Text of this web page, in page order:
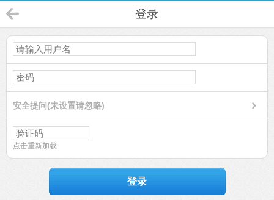
登录
安全提问(未设置请忽略)
点击重新加载
登录